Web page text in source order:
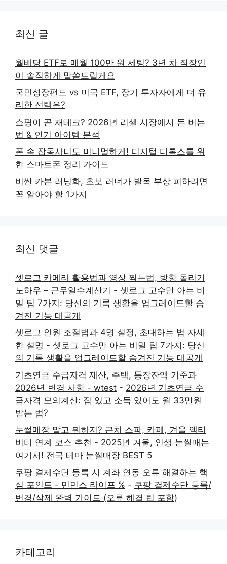
최신 글
월배당 ETF로 매월 100만 원 세팅? 3년 차 직장인
이 솔직하게 말씀드릴게요
국민성장펀드 vs 미국 ETF, 장기 투자자에게 더 유
리한 선택은?
쇼핑이 곧 재테크? 2026년 리셀 시장에서 돈 버는
법 & 인기 아이템 분석
폰 속 잡동사니도 미니멀하게! 디지털 디톡스를 위
한 스마트폰 정리 가이드
비싼 카본 러닝화, 초보 러너가 발목 부상 피하려면
꼭 알아야 할 1가지
최신 댓글
셋로그 카메라 활용법과 영상 찍는법, 방향 돌리기
노하우 – 근무일수계산기 - 셋로그 고수만 아는 비
밀 팁 7가지: 당신의 기록 생활을 업그레이드할 숨
겨진 기능 대공개
셋로그 인원 조절법과 4명 설정, 초대하는 법 자세
한 설명 - 셋로그 고수만 아는 비밀 팁 7가지: 당신
의 기록 생활을 업그레이드할 숨겨진 기능 대공개
기초연금 수급자격 재산, 주택, 통장잔액 기준과
2026년 변경 사항 - wtest - 2026년 기초연금 수
급자격 모의계산: 집 있고 소득 있어도 월 33만원
받는 법?
눈썰매장 말고 뭐하지? 근처 스파, 카페, 겨울 액티
비티 연계 코스 추천 - 2025년 겨울, 인생 눈썰매는
여기서! 전국 테마 눈썰매장 BEST 5
쿠팡 결제수단 등록 시 계좌 연동 오류 해결하는 핵
심 포인트 - 민민스 라이프 % - 쿠팡 결제수단 등록/
변경/삭제 완벽 가이드 (오류 해결 팁 포함)
카테고리